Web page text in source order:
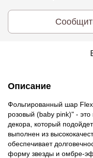
Описание
Фольгированный шар
розовый (baby pink)" -
декора, который
выполнен из
обеспечивает
форму звезды и омбре-